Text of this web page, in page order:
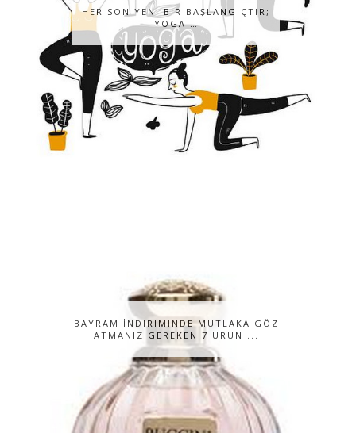
HER SON YENİ BİR BAŞLANGIÇTIR;
YOGA …
BAYRAM İNDIRIMINDE MUTLAKA GÖZ
ATMANIZ GEREKEN 7 ÜRÜN ...